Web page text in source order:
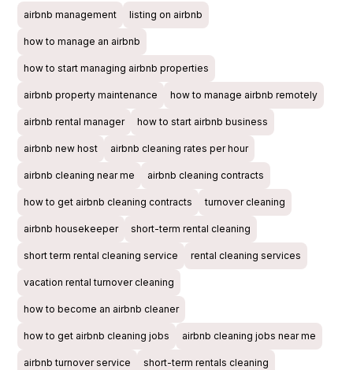
airbnb management listing on airbnb
how to manage an airbnb
how to start managing airbnb properties
airbnb property maintenance how to manage airbnb remotely
airbnb rental manager how to start airbnb business
airbnb new host airbnb cleaning rates per hour
airbnb cleaning near me airbnb cleaning contracts
how to get airbnb cleaning contracts turnover cleaning
airbnb housekeeper short-term rental cleaning
short term rental cleaning service rental cleaning services
vacation rental turnover cleaning
how to become an airbnb cleaner
how to get airbnb cleaning jobs airbnb cleaning jobs near me
airbnb turnover service short-term rentals cleaning